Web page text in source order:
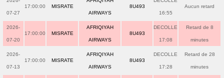
07-27
17:00:00 MISRATE
AIRWAYS
8U493
16:55
Aucun retard
2026-
07-20
17:00:00 MISRATE
AFRIQIYAH
AIRWAYS
8U493
DECOLLE
17:08
Retard de 8
minutes
2026-
07-13
17:00:00 MISRATE
AFRIQIYAH
AIRWAYS
8U493
DECOLLE
17:28
Retard de 28
minutes